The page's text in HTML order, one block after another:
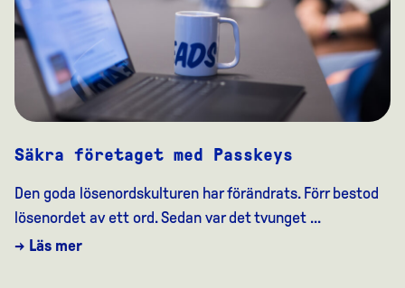
Säkra företaget med Passkeys
Den goda lösenordskulturen har förändrats. Förr bestod
lösenordet av ett ord. Sedan var det tvunget ...
→ Läs mer